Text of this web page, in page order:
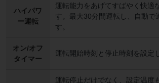
ハイパワ
ー運転
運転能力をあげてすばやく快適
す。最大30分間運転し、自動で
す。
オン/オフ
タイマー
運転開始時刻と停止時刻を設定
運転停止だけでなく、設定温度